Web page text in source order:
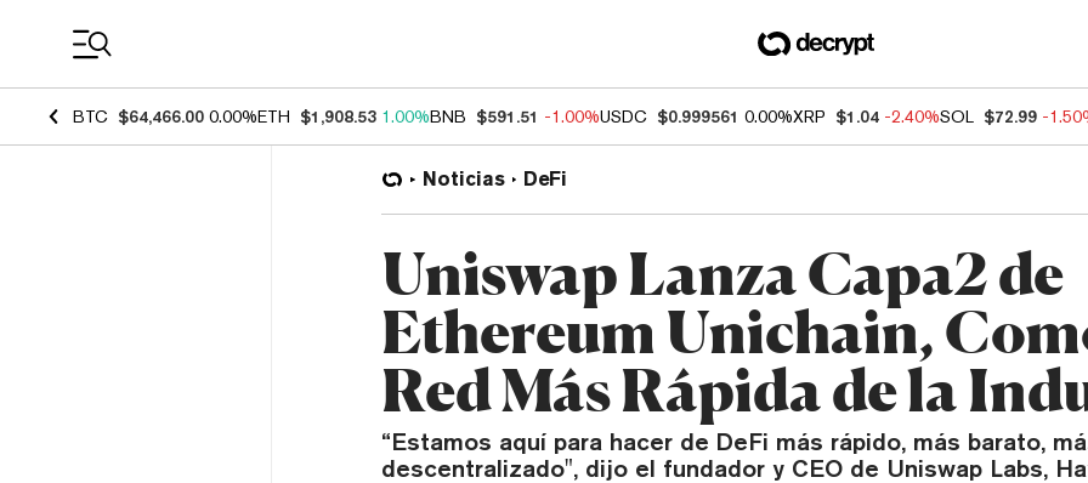
BTC $64,466.00 0.00%ETH $1,908.53 1.00%BNB $591.51 -1.00%USDC $0.999561 0.00%XRP $1.04 -2.40%SOL $72.99 -
Noticias DeFi
Uniswap Lanza Capa2 de
Ethereum Unichain,
Red Más Rápida de la
“Estamos aquí para hacer de DeFi más rápido, más barato,
descentralizado", dijo el fundador y CEO de Uniswap Labs,